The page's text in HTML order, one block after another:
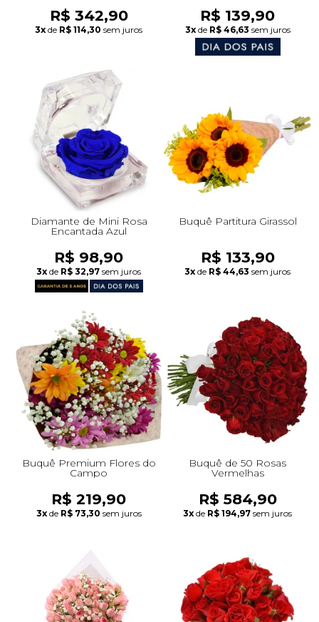
R$ 342,90
3x de R$ 114,30 sem juros
R$ 139,90
3x de R$ 46,63 sem juros
Diamante de Mini Rosa
Encantada Azul
R$ 98,90
3x de R$ 32,97 sem juros
Buquê Partitura Girassol
R$ 133,90
3x de R$ 44,63 sem juros
Buquê Premium Flores do
Campo
R$ 219,90
3x de R$ 73,30 sem juros
Buquê de 50 Rosas
Vermelhas
R$ 584,90
3x de R$ 194,97 sem juros